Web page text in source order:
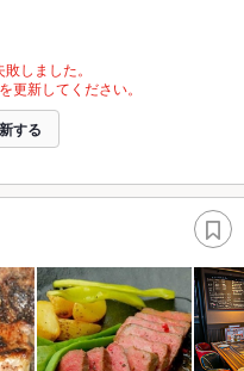
しました。
更新してください。
する